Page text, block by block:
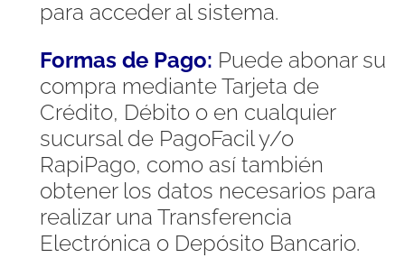
para acceder al sistema.
Formas de Pago: Puede abonar su
compra mediante Tarjeta de
Crédito, Débito o en cualquier
sucursal de PagoFacil y/o
RapiPago, como así también
obtener los datos necesarios para
realizar una Transferencia
Electrónica o Depósito Bancario.